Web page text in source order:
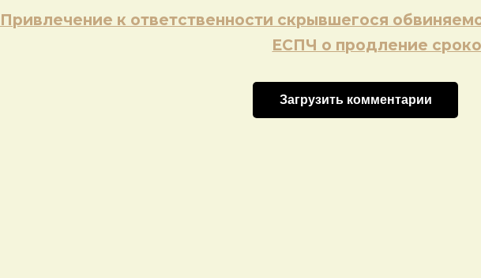
Навигация
Привлечение к ответственности скрывшегося
ЕСПЧ о продление
Загрузить комментарии